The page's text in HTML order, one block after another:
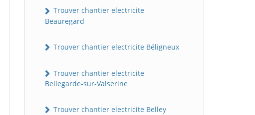
Trouver chantier electricite
Beauregard
Trouver chantier electricite Béligneux
Trouver chantier electricite
Bellegarde-sur-Valserine
Trouver chantier electricite Belley